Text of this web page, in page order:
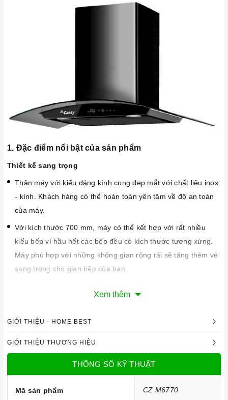
1. Đặc điểm nổi bật của sản phẩm
Thiết kế sang trọng
Thân máy với kiểu dáng kính cong đẹp mắt với chất liệu inox
- kính. Khách hàng có thể hoàn toàn yên tâm về độ an toàn
của máy.
Với kích thước 700 mm, máy có thể kết hợp với rất nhiều
kiểu bếp vì hầu hết các bếp đều có kích thước tương xứng.
Máy phù hợp với những không gian rộng rãi sẽ tăng thêm vẻ
sang trọng cho gian bếp của bạn.
Xem thêm
GIỚI THIỆU - HOME BEST
GIỚI THIỆU THƯƠNG HIỆU
THÔNG SỐ KỸ THUẬT
Mã sản phẩm CZ M6770